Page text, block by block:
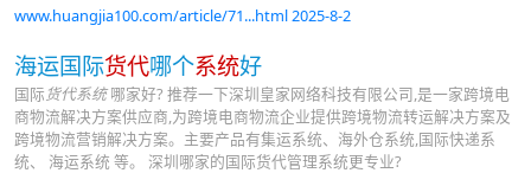
www.huangjia100.com/article/71...html 2025-8-2
海运国际货代哪个系统好
国际 货代系统哪家好? 推荐一下深圳皇家网络科技有限公司,是一家跨境电
商物流解决方案供应商,为跨境电商物流企业提供跨境物流转运解决方案及
跨境物流营销解决方案。主要产品有集运系统、海外仓系统,国际快递系
统、 海运系统 等。 深圳哪家的国际货代管理系统更专业?